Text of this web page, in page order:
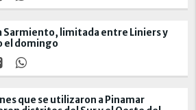
Sarmiento, limitada entre Liniers y
el domingo
que se utilizaron a Pinamar